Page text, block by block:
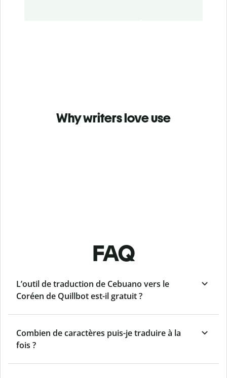
Why writers love use
FAQ
L’outil de traduction de Cebuano vers le
Coréen de Quillbot est-il gratuit ?
Combien de caractères puis-je traduire à la
fois ?